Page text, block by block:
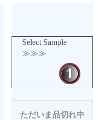
Select Sample
≫≫≫
ただいま品切れ中